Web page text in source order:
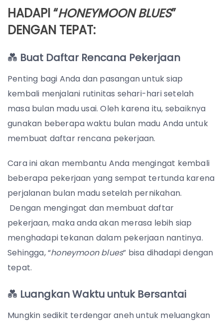
HADAPI “HONEYMOON BLUES”
DENGAN TEPAT:
💑 Buat Daftar Rencana Pekerjaan
Penting bagi Anda dan pasangan untuk siap
kembali menjalani rutinitas sehari-hari setelah
masa bulan madu usai. Oleh karena itu, sebaiknya
gunakan beberapa waktu bulan madu Anda untuk
membuat daftar rencana pekerjaan.
Cara ini akan membantu Anda mengingat kembali
beberapa pekerjaan yang sempat tertunda karena
perjalanan bulan madu setelah pernikahan.
Dengan mengingat dan membuat daftar
pekerjaan, maka anda akan merasa lebih siap
menghadapi tekanan dalam pekerjaan nantinya.
Sehingga, “honeymoon blues” bisa dihadapi dengan
tepat.
💑 Luangkan Waktu untuk Bersantai
Mungkin sedikit terdengar aneh untuk meluangkan